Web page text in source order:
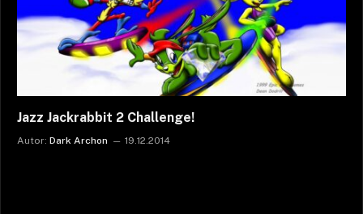
Jazz Jackrabbit 2 Challenge!
Autor: Dark Archon 19.12.2014